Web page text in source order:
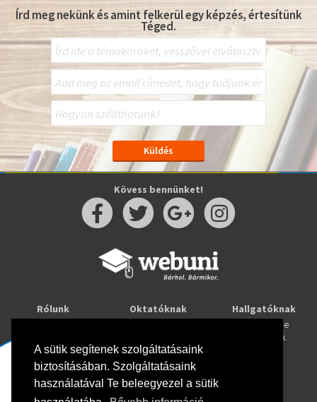
A sütik segítenek szolgáltatásaink
biztosításában. Szolgáltatásaink
használatával Te beleegyezel a sütik
Írd meg nekünk és amint felkerül egy képzés, értesítünk
Téged.
Kövess bennünket!
Rólunk
Oktatóknak
Webuni Stúdió
Hallgatóknak
Tanulj online
Képzések
Info
Adatkezelési tájékoztató
ÁSZF